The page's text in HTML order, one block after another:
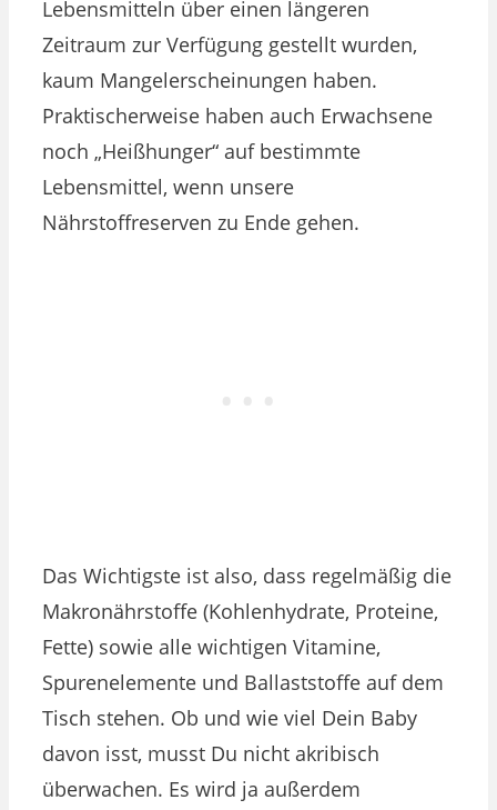
Lebensmitteln über einen längeren
Zeitraum zur Verfügung gestellt wurden,
kaum Mangelerscheinungen haben.
Praktischerweise haben auch Erwachsene
noch „Heißhunger“ auf bestimmte
Lebensmittel, wenn unsere
Nährstoffreserven zu Ende gehen.
Das Wichtigste ist also, dass regelmäßig die
Makronährstoffe (Kohlenhydrate, Proteine,
Fette) sowie alle wichtigen Vitamine,
Spurenelemente und Ballaststoffe auf dem
Tisch stehen. Ob und wie viel Dein Baby
davon isst, musst Du nicht akribisch
überwachen. Es wird ja außerdem